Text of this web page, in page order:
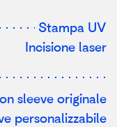
Stampa UV
Incisione laser
sleeve originale
personalizzabile